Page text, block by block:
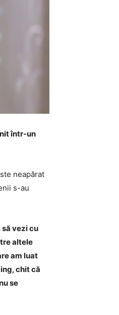
într-un
neapărat
s-au
vezi cu
altele
am luat
chit că
se